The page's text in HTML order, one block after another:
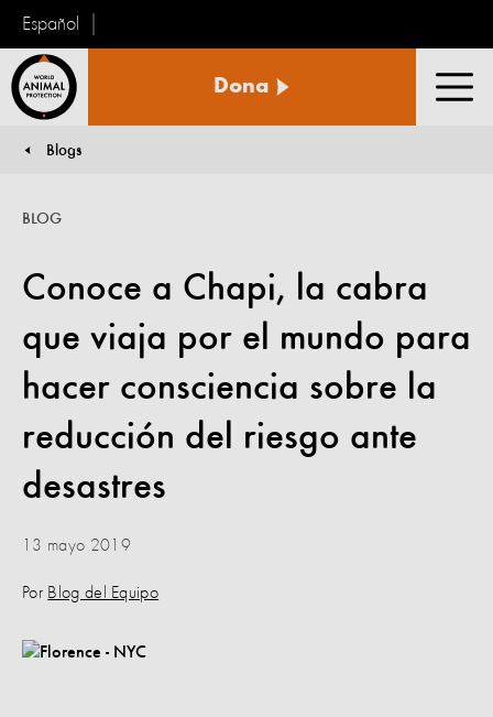
Español
Animal
Dona
You are here:
Blogs
Conoce a Chapi, la cabra
que viaja por el mundo para
hacer consciencia sobre la
reducción del riesgo ante
desastres
BLOG
13 mayo 2019
Por Blog del Equipo